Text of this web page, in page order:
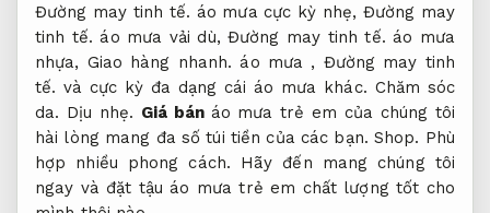
Đường may tinh tế. áo mưa cực kỳ nhẹ, Đường may
tinh tế. áo mưa vải dù,Đường may tinh tế. áo mưa
nhựa, Giao hàng nhanh. áo mưa , Đường may tinh
tế. và cực kỳ đa dạng cái áo mưa khác. Chăm sóc
da. Dịu nhẹ. Giá bán áo mưa trẻ em của chúng tôi
hài lòng mang đa số túi tiền của các bạn. Shop. Phù
hợp nhiều phong cách. Hãy đến mang chúng tôi
ngay và đặt tậu áo mưa trẻ em chất lượng tốt cho